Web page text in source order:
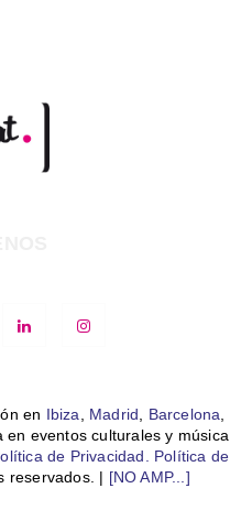
en Ibiza Madrid Barcelona
en eventos culturales y música
de Privacidad.
Política de
reservados. | [NO AMP...]